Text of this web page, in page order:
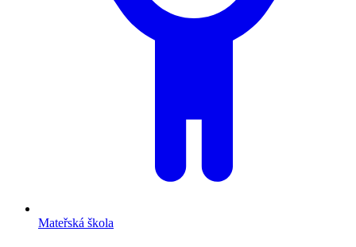
Mateřská škola